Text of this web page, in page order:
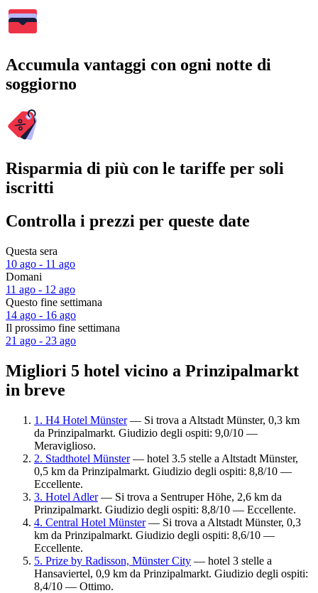
Accumula vantaggi con ogni notte di
soggiorno
Risparmia di più con le tariffe per soli
iscritti
Controlla i prezzi per queste date
Questa sera
10 ago - 11 ago
Domani
11 ago - 12 ago
Questo fine settimana
14 ago - 16 ago
Il prossimo fine settimana
21 ago - 23 ago
Migliori 5 hotel vicino a Prinzipalmarkt
in breve
1. H4 Hotel Münster— Si trova a Altstadt Münster, 0,3 km
da Prinzipalmarkt. Giudizio degli ospiti: 9,0/10 —
Meraviglioso.
2. Stadthotel Münster— hotel 3.5 stelle a Altstadt Münster,
0,5 km da Prinzipalmarkt. Giudizio degli ospiti: 8,8/10 —
Eccellente.
3. Hotel Adler— Si trova a Sentruper Höhe, 2,6 km da
Prinzipalmarkt. Giudizio degli ospiti: 8,8/10 — Eccellente.
4. Central Hotel Münster— Si trova a Altstadt Münster, 0,3
km da Prinzipalmarkt. Giudizio degli ospiti: 8,6/10 —
Eccellente.
5. Prize by Radisson, Münster City — hotel 3 stelle a
Hansaviertel, 0,9 km da Prinzipalmarkt. Giudizio degli ospiti:
8,4/10 — Ottimo.